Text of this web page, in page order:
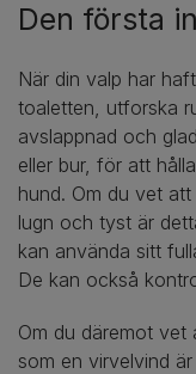
Den första
När din valp har
toaletten, utforska
avslappnad och
eller bur, för att
hund. Om du vet
lugn och tyst är
kan använda sitt
De kan också
Om du däremot vet
som en virvelvind